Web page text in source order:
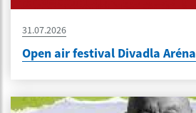
31.07.2026
Open air festival Divadla Aréna